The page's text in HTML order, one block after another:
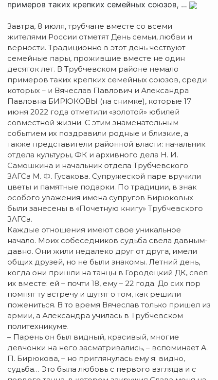
примеров таких крепких семейных союзов, ...
Завтра, 8 июля, трубчане вместе со всеми
жителями России отметят День семьи, любви и
верности. Традиционно в этот день чествуют
семейные пары, прожившие вместе не один
десяток лет. В Трубчевском районе немало
примеров таких крепких семейных союзов, среди
которых – и Вячеслав Павлович и Александра
Павловна БИРЮКОВЫ (на снимке), которые 17
июня 2022 года отметили «золотой» юбилей
совместной жизни. С этим знаменательным
событием их поздравили родные и близкие, а
также представители районной власти: начальник
отдела культуры, ФК и архивного дела Н. И.
Самошкина и начальник отдела Трубчевского
ЗАГСа М. Ф. Гусакова. Супружеской паре вручили
цветы и памятные подарки. По традиции, в знак
особого уважения имена супругов Бирюковых
были занесены в «Почетную книгу» Трубчевского
ЗАГСа.
Каждые отношения имеют свое уникальное
начало. Моих собеседников судьба свела давным-
давно. Они жили недалеко друг от друга, имели
общих друзей, но не были знакомы. Летний день,
когда они пришли на танцы в Городецкий ДК, свел
их вместе: ей – почти 18, ему – 22 года. До сих пор
помнят ту встречу и шутят о том, как решили
пожениться. В то время Вячеслав только пришел из
армии, а Александра училась в Трубчевском
политехникуме.
– Парень он был видный, красивый, многие
девчонки на него засматривались, – вспоминает А.
П. Бирюкова, – но приглянулась ему я: видно,
судьба… Это была любовь с первого взгляда и с